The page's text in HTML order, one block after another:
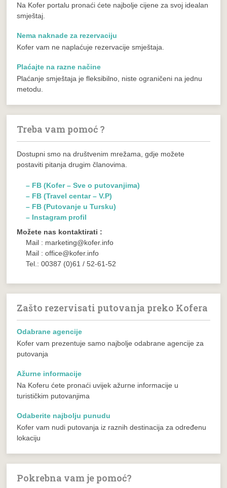
Na Kofer portalu pronaći ćete najbolje cijene za svoj idealan
smještaj.
Nema naknade za rezervaciju
Kofer vam ne naplaćuje rezervacije smještaja.
Plaćajte na razne načine
Plaćanje smještaja je fleksibilno, niste ograničeni na jednu
metodu.
Treba vam pomoć ?
Dostupni smo na društvenim mrežama, gdje možete
postaviti pitanja drugim članovima.
– FB (Kofer – Sve o putovanjima)
– FB (Travel centar – V.P)
– FB (Putovanje u Tursku)
– Instagram profil
Možete nas kontaktirati :
Mail : marketing@kofer.info
Mail : office@kofer.info
Tel.: 00387 (0)61 / 52-61-52
Zašto rezervisati putovanja preko Kofera
Odabrane agencije
Kofer vam prezentuje samo najbolje odabrane agencije za
putovanja
Ažurne informacije
Na Koferu ćete pronaći uvijek ažurne informacije u
turističkim putovanjima
Odaberite najbolju punudu
Kofer vam nudi putovanja iz raznih destinacija za određenu
lokaciju
Pokrebna vam je pomoć?